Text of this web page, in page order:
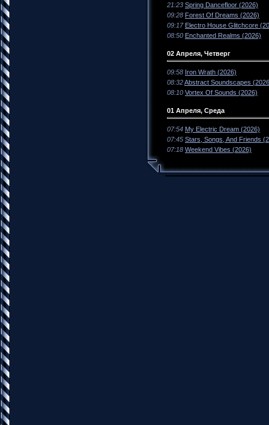
21:23 Spring Dancefloor (2026)
09:28 Forest Of Dreams (2026)
09:17 Electro House Glitchcore
08:50 Enchanted Realms (2026)
02 Апреля, Четверг
09:58 Iron Wrath (2026)
08:32Abstract Soundscapes
08:10 Vortex Of Sounds (2026)
01 Апреля, Среда
07:54 My Electric Dream (2026)
07:45 Stars, Songs, And Friends
07:18 Weekend Vibes (2026)